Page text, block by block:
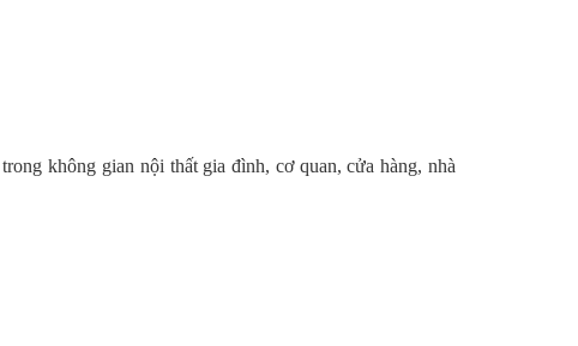
không gian nội thất gia đình, cơ quan, cửa hàng, nhà